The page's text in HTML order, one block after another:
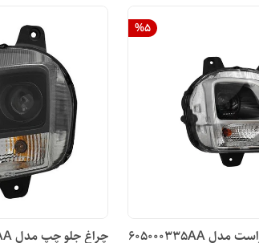
%5
چراغ جلو کد ۲۲راست مدل 605000335AA